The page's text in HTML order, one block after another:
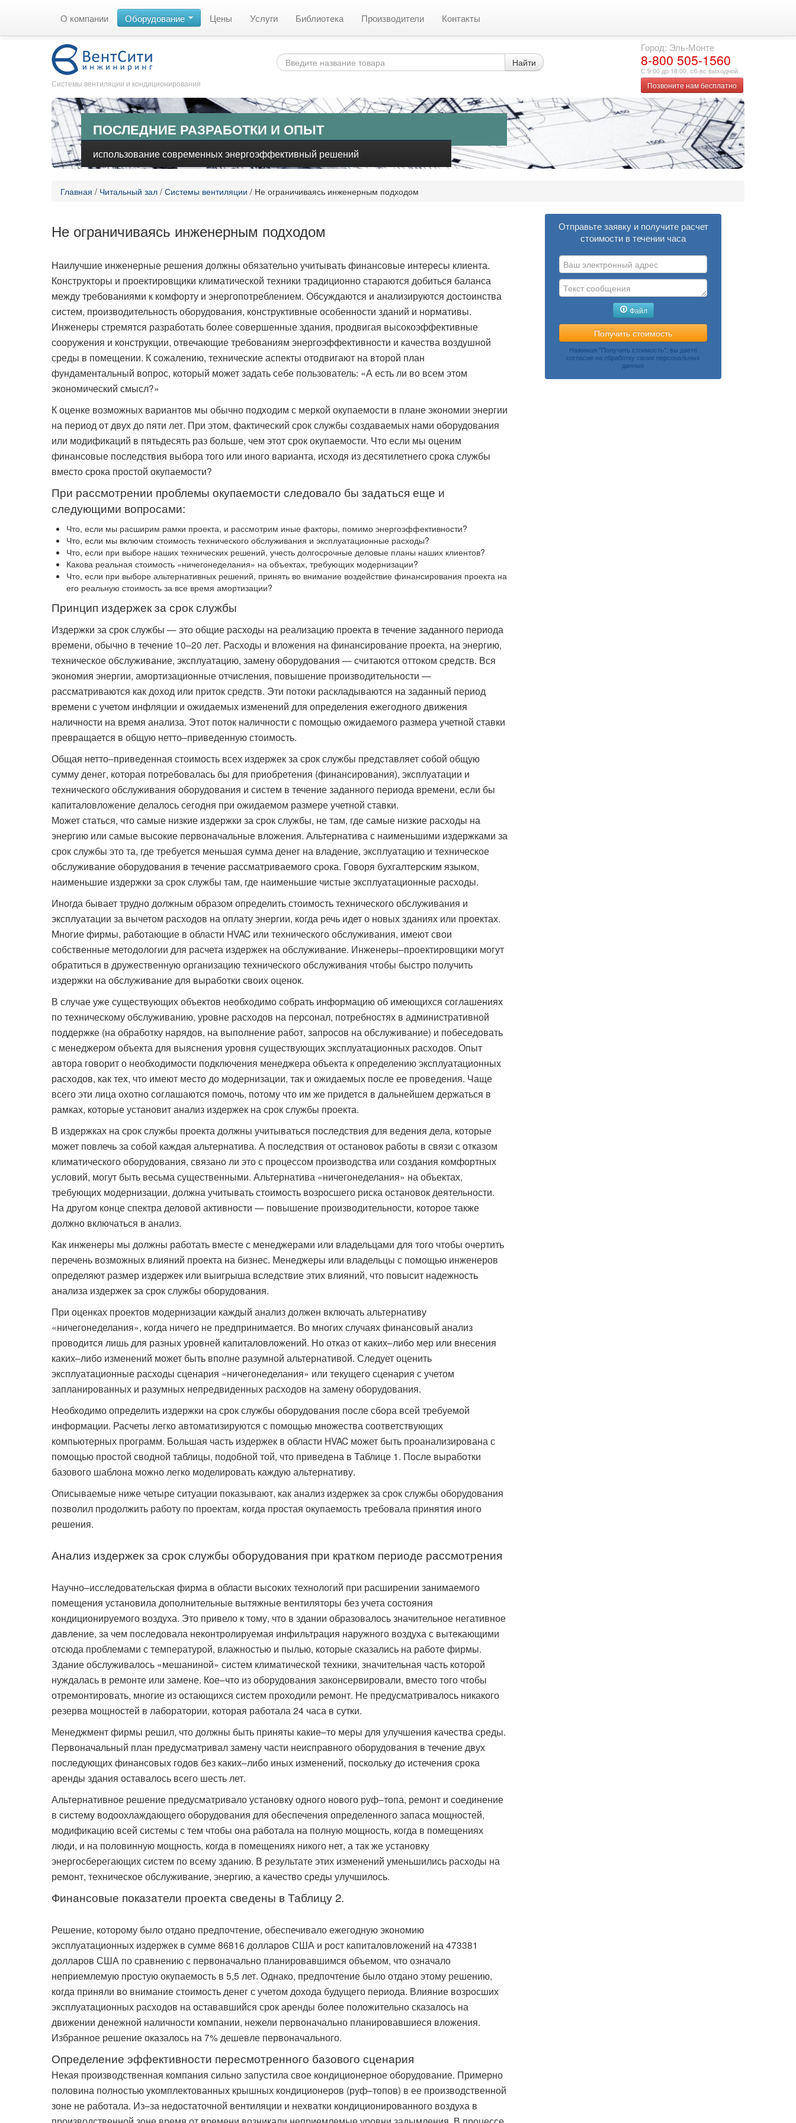
О компании Оборудование Цены Услуги Библиотека Производители Контакты
Системы вентиляции и кондиционирования
Найти
Город: Эль-Монте
8-800 505-1560
С 9:00 до 18:00, сб-вс выходной
Позвоните нам бесплатно
ПОСЛЕДНИЕ РАЗРАБОТКИ И ОПЫТ
использование современных энергоэффективный решений
Главная / Читальный зал / Системы вентиляции / Не ограничиваясь инженерным подходом
Не ограничиваясь инженерным подходом
Наилучшие инженерные решения должны обязательно учитывать финансовые интересы клиента.
Конструкторы и проектировщики климатической техники традиционно стараются добиться баланса
между требованиями к комфорту и энергопотреблением. Обсуждаются и анализируются достоинства
систем, производительность оборудования, конструктивные особенности зданий и нормативы.
Инженеры стремятся разработать более совершенные здания, продвигая высокоэффективные
сооружения и конструкции, отвечающие требованиям энергоэффективности и качества воздушной
среды в помещении. К сожалению, технические аспекты отодвигают на второй план
фундаментальный вопрос, который может задать себе пользователь: «А есть ли во всем этом
экономический смысл?»
К оценке возможных вариантов мы обычно подходим с меркой окупаемости в плане экономии энергии
на период от двух до пяти лет. При этом, фактический срок службы создаваемых нами оборудования
или модификаций в пятьдесять раз больше, чем этот срок окупаемости. Что если мы оценим
финансовые последствия выбора того или иного варианта, исходя из десятилетнего срока службы
вместо срока простой окупаемости?
При рассмотрении проблемы окупаемости следовало бы задаться еще и
следующими вопросами:
Что, если мы расширим рамки проекта, и рассмотрим иные факторы, помимо энергоэффективности?
Что, если мы включим стоимость технического обслуживания и эксплуатационные расходы?
Что, если при выборе наших технических решений, учесть долгосрочные деловые планы наших клиентов?
Какова реальная стоимость «ничегонеделания» на объектах, требующих модернизации?
Что, если при выборе альтернативных решений, принять во внимание воздействие финансирования проекта на
его реальную стоимость за все время амортизации?
Принцип издержек за срок службы
Издержки за срок службы — это общие расходы на реализацию проекта в течение заданного периода
времени, обычно в течение 10–20 лет. Расходы и вложения на финансирование проекта, на энергию,
техническое обслуживание, эксплуатацию, замену оборудования — считаются оттоком средств. Вся
экономия энергии, амортизационные отчисления, повышение производительности —
рассматриваются как доход или приток средств. Эти потоки раскладываются на заданный период
времени с учетом инфляции и ожидаемых изменений для определения ежегодного движения
наличности на время анализа. Этот поток наличности с помощью ожидаемого размера учетной ставки
превращается в общую нетто–приведенную стоимость.
Общая нетто–приведенная стоимость всех издержек за срок службы представляет собой общую
сумму денег, которая потребовалась бы для приобретения (финансирования), эксплуатации и
технического обслуживания оборудования и систем в течение заданного периода времени, если бы
капиталовложение делалось сегодня при ожидаемом размере учетной ставки.
Может статься, что самые низкие издержки за срок службы, не там, где самые низкие расходы на
энергию или самые высокие первоначальные вложения. Альтернатива с наименьшими издержками за
срок службы это та, где требуется меньшая сумма денег на владение, эксплуатацию и техническое
обслуживание оборудования в течение рассматриваемого срока. Говоря бухгалтерским языком,
наименьшие издержки за срок службы там, где наименьшие чистые эксплуатационные расходы.
Иногда бывает трудно должным образом определить стоимость технического обслуживания и
эксплуатации за вычетом расходов на оплату энергии, когда речь идет о новых зданиях или проектах.
Многие фирмы, работающие в области HVAC или технического обслуживания, имеют свои
собственные методологии для расчета издержек на обслуживание. Инженеры–проектировщики могут
обратиться в дружественную организацию технического обслуживания чтобы быстро получить
издержки на обслуживание для выработки своих оценок.
В случае уже существующих объектов необходимо собрать информацию об имеющихся соглашениях
по техническому обслуживанию, уровне расходов на персонал, потребностях в административной
поддержке (на обработку нарядов, на выполнение работ, запросов на обслуживание) и побеседовать
с менеджером объекта для выяснения уровня существующих эксплуатационных расходов. Опыт
автора говорит о необходимости подключения менеджера объекта к определению эксплуатационных
расходов, как тех, что имеют место до модернизации, так и ожидаемых после ее проведения. Чаще
всего эти лица охотно соглашаются помочь, потому что им же придется в дальнейшем держаться в
рамках, которые установит анализ издержек на срок службы проекта.
В издержках на срок службы проекта должны учитываться последствия для ведения дела, которые
может повлечь за собой каждая альтернатива. А последствия от остановок работы в связи с отказом
климатического оборудования, связано ли это с процессом производства или создания комфортных
условий, могут быть весьма существенными. Альтернатива «ничегонеделания» на объектах,
требующих модернизации, должна учитывать стоимость возросшего риска остановок деятельности.
На другом конце спектра деловой активности — повышение производительности, которое также
должно включаться в анализ.
Как инженеры мы должны работать вместе с менеджерами или владельцами для того чтобы очертить
перечень возможных влияний проекта на бизнес. Менеджеры или владельцы с помощью инженеров
определяют размер издержек или выигрыша вследствие этих влияний, что повысит надежность
анализа издержек за срок службы оборудования.
При оценках проектов модернизации каждый анализ должен включать альтернативу
«ничегонеделания», когда ничего не предпринимается. Во многих случаях финансовый анализ
проводится лишь для разных уровней капиталовложений. Но отказ от каких–либо мер или внесения
каких–либо изменений может быть вполне разумной альтернативой. Следует оценить
эксплуатационные расходы сценария «ничегонеделания» или текущего сценария с учетом
запланированных и разумных непредвиденных расходов на замену оборудования.
Необходимо определить издержки на срок службы оборудования после сбора всей требуемой
информации. Расчеты легко автоматизируются с помощью множества соответствующих
компьютерных программ. Большая часть издержек в области HVAC может быть проанализирована с
помощью простой сводной таблицы, подобной той, что приведена в Таблице 1. После выработки
базового шаблона можно легко моделировать каждую альтернативу.
Описываемые ниже четыре ситуации показывают, как анализ издержек за срок службы оборудования
позволил продолжить работу по проектам, когда простая окупаемость требовала принятия иного
решения.
Анализ издержек за срок службы оборудования при кратком периоде рассмотрения
Научно–исследовательская фирма в области высоких технологий при расширении занимаемого
помещения установила дополнительные вытяжные вентиляторы без учета состояния
кондиционируемого воздуха. Это привело к тому, что в здании образовалось значительное негативное
давление, за чем последовала неконтролируемая инфильтрация наружного воздуха с вытекающими
отсюда проблемами с температурой, влажностью и пылью, которые сказались на работе фирмы.
Здание обслуживалось «мешаниной» систем климатической техники, значительная часть которой
нуждалась в ремонте или замене. Кое–что из оборудования законсервировали, вместо того чтобы
отремонтировать, многие из остающихся систем проходили ремонт. Не предусматривалось никакого
резерва мощностей в лаборатории, которая работала 24 часа в сутки.
Менеджмент фирмы решил, что должны быть приняты какие–то меры для улучшения качества среды.
Первоначальный план предусматривал замену части неисправного оборудования в течение двух
последующих финансовых годов без каких–либо иных изменений, поскольку до истечения срока
аренды здания оставалось всего шесть лет.
Альтернативное решение предусматривало установку одного нового руф–топа, ремонт и соединение
в систему водоохлаждающего оборудования для обеспечения определенного запаса мощностей,
модификацию всей системы с тем чтобы она работала на полную мощность, когда в помещениях
люди, и на половинную мощность, когда в помещениях никого нет, а так же установку
энергосберегающих систем по всему зданию. В результате этих изменений уменьшились расходы на
ремонт, техническое обслуживание, энергию, а качество среды улучшилось.
Финансовые показатели проекта сведены в Таблицу 2.
Решение, которому было отдано предпочтение, обеспечивало ежегодную экономию
эксплуатационных издержек в сумме 86816 долларов США и рост капиталовложений на 473381
долларов США по сравнению с первоначально планировавшимся объемом, что означало
неприемлемую простую окупаемость в 5,5 лет. Однако, предпочтение было отдано этому решению,
когда приняли во внимание стоимость денег с учетом дохода будущего периода. Влияние возросших
эксплуатационных расходов на остававшийся срок аренды более положительно сказалось на
движении денежной наличности компании, нежели первоначально планировавшиеся вложения.
Избранное решение оказалось на 7% дешевле первоначального.
Определение эффективности пересмотренного базового сценария
Некая производственная компания сильно запустила свое кондиционерное оборудование. Примерно
половина полностью укомплектованных крышных кондиционеров (руф–топов) в ее производственной
зоне не работала. Из–за недостаточной вентиляции и нехватки кондиционированного воздуха в
Отправьте заявку и получите расчет
стоимости в течении часа
Файл
Нажимая "Получить стоимость", вы даете
согласие на обработку своих персональных
данных